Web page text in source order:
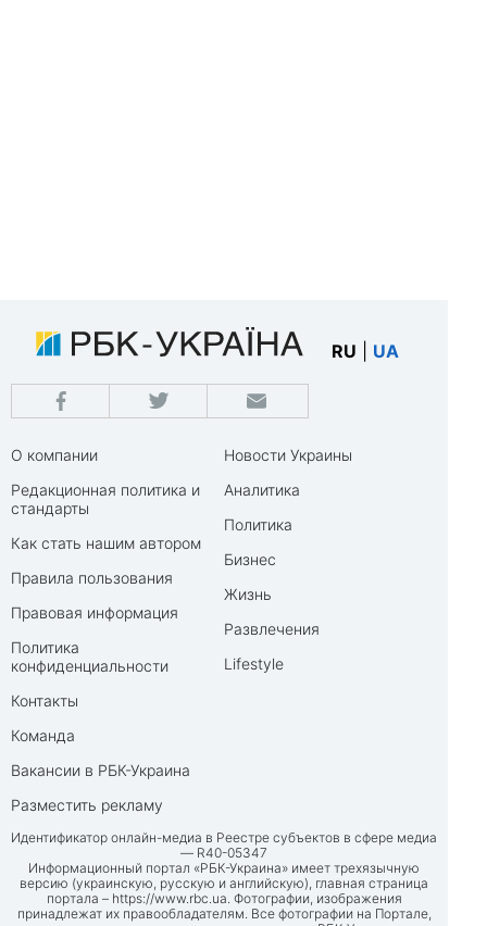
RU UA
О компании
Редакционная политика и
стандарты
Как стать нашим автором
Правила пользования
Правовая информация
Политика
конфиденциальности
Контакты
Команда
Вакансии в РБК-Украина
Разместить рекламу
Новости Украины
Аналитика
Политика
Бизнес
Жизнь
Развлечения
Lifestyle
Идентификатор онлайн-медиа в Реестре субъектов в сфере медиа
— R40-05347
Информационный портал «РБК-Украина» имеет трехязычную
версию (украинскую, русскую и английскую), главная страница
портала – https://www.rbc.ua. Фотографии, изображения
принадлежат их правообладателям. Все фотографии на Портале,